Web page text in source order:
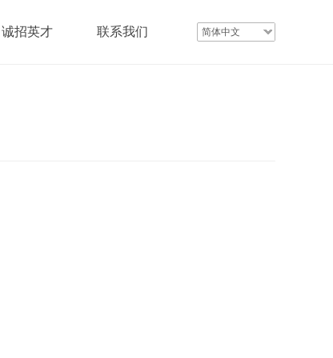
简体中文
诚招英才 联系我们